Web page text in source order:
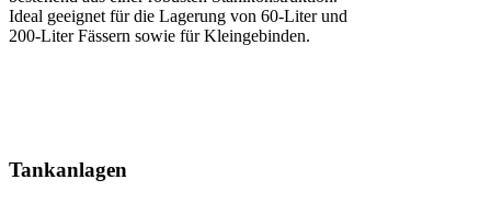
Ideal geeignet für die Lagerung von 60-Liter und
200-Liter Fässern sowie für Kleingebinden.
Tankanlagen